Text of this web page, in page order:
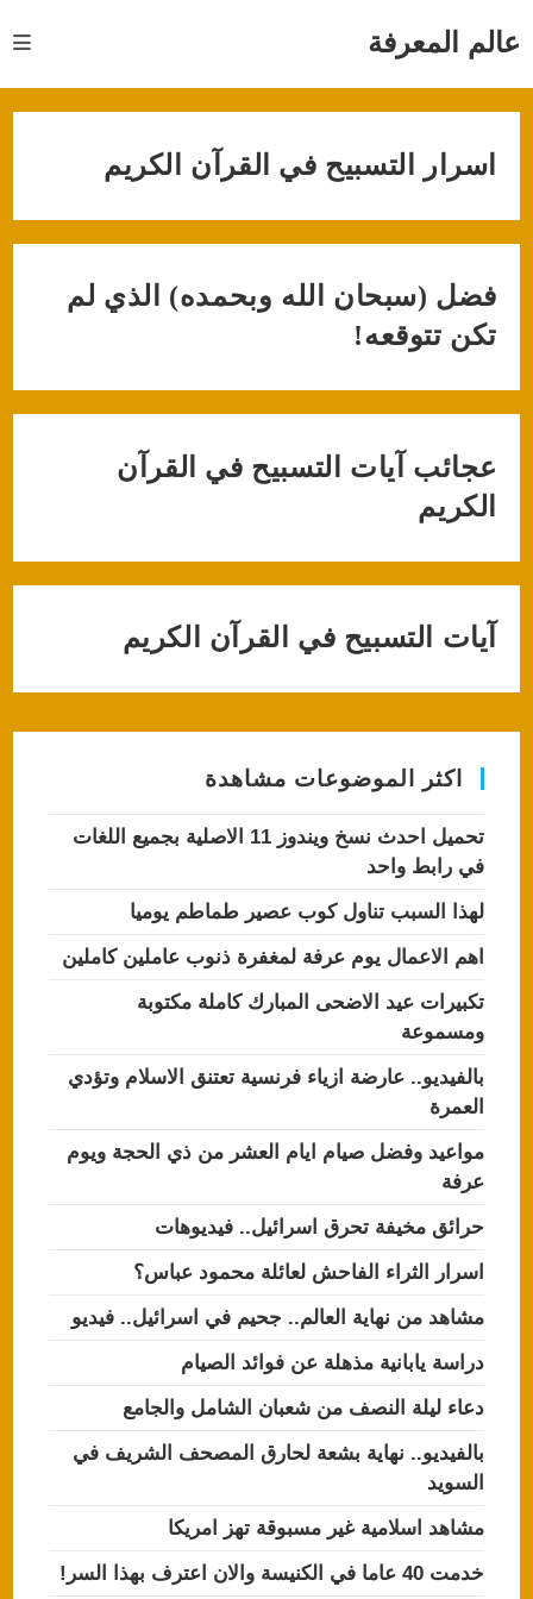
عالم المعرفة
اسرار التسبيح في القرآن الكريم
فضل (سبحان الله وبحمده) الذي لم
تكن تتوقعه!
عجائب آيات التسبيح في القرآن
الكريم
آيات التسبيح في القرآن الكريم
اكثر الموضوعات مشاهدة
تحميل احدث نسخ ويندوز 11 الاصلية بجميع اللغات
في رابط واحد
لهذا السبب تناول كوب عصير طماطم يوميا
اهم الاعمال يوم عرفة لمغفرة ذنوب عاملين كاملين
تكبيرات عيد الاضحى المبارك كاملة مكتوبة
ومسموعة
بالفيديو.. عارضة ازياء فرنسية تعتنق الاسلام وتؤدي
العمرة
مواعيد وفضل صيام ايام العشر من ذي الحجة ويوم
عرفة
حرائق مخيفة تحرق اسرائيل.. فيديوهات
اسرار الثراء الفاحش لعائلة محمود عباس؟
مشاهد من نهاية العالم.. جحيم في اسرائيل.. فيديو
دراسة يابانية مذهلة عن فوائد الصيام
دعاء ليلة النصف من شعبان الشامل والجامع
بالفيديو.. نهاية بشعة لحارق المصحف الشريف في
السويد
مشاهد اسلامية غير مسبوقة تهز امريكا
خدمت 40 عاما في الكنيسة والان اعترف بهذا السر!